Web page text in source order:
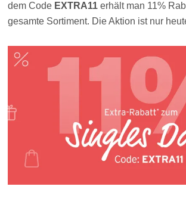
dem Code EXTRA11 erhält man 11%
gesamte Sortiment. Die Aktion ist nur